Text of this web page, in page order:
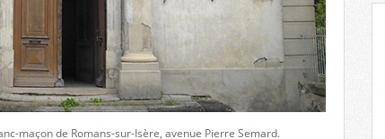
maçon de Romans-sur-Isère, avenue Pierre Semard.